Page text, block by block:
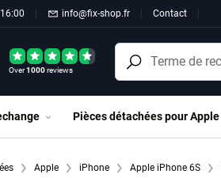
info@fix-shop.fr Contact
Over1000reviews
Pièces détachées pour Apple
Apple iPhone Apple iPhone 6S